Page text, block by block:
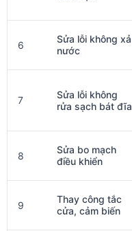
6
Sửa lỗi không xả
nước
7
Sửa lỗi không
rửa sạch bát đĩa
8
Sửa bo mạch
điều khiển
9
Thay công tắc
cửa, cảm biến